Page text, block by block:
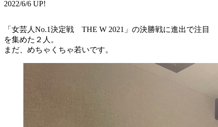
2022/6/6 UP!
「女芸人No.1決定戦 THE W 2021」の決勝戦に進出で注目
を集めた２人。
まだ、めちゃくちゃ若いです。